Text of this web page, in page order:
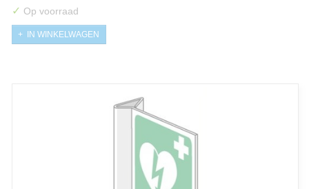
✓ Op voorraad
IN WINKELWAGEN